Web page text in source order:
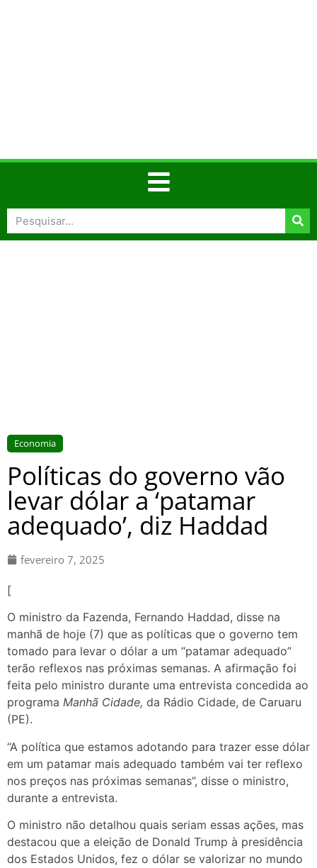
Economia
Políticas do governo vão
levar dólar a ‘patamar
adequado’, diz Haddad
fevereiro 7, 2025
[
O ministro da Fazenda, Fernando Haddad, disse na
manhã de hoje (7) que as políticas que o governo tem
tomado para levar o dólar a um “patamar adequado”
terão reflexos nas próximas semanas. A afirmação foi
feita pelo ministro durante uma entrevista concedida ao
programa Manhã Cidade, da Rádio Cidade, de Caruaru
(PE).
“A política que estamos adotando para trazer esse dólar
em um patamar mais adequado também vai ter reflexo
nos preços nas próximas semanas”, disse o ministro,
durante a entrevista.
O ministro não detalhou quais seriam essas ações, mas
destacou que a eleição de Donald Trump à presidência
dos Estados Unidos, fez o dólar se valorizar no mundo